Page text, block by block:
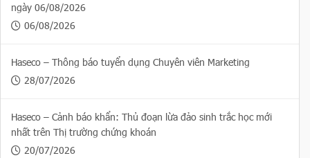
ngày 06/08/2026
06/08/2026
Haseco – Thông báo tuyển dụng Chuyên viên Marketing
28/07/2026
Haseco – Cảnh báo khẩn: Thủ đoạn lừa đảo sinh trắc học mới
nhất trên Thị trường chứng khoán
20/07/2026